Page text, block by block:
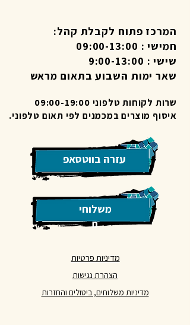
המרכז פתוח לקבלת קהל:
חמישי : 09:00-13:00
שישי : 9:00-13:00
שאר ימות השבוע בתאום מראש
שרות לקוחות טלפוני 09:00-19:00
איסוף מוצרים במכמנים לפי תאום טלפוני.
עזרה בווטסאפ
משלוחי
ם
מדיניות פרטיות
הצהרת נגישות
מדיניות משלוחים, ביטולים והחזרות